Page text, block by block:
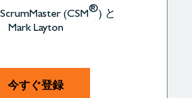
(CSM®) と
Mark Layton
今すぐ登録